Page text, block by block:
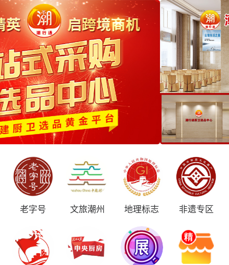
老字号 文旅潮州 地理标志 非遗专区